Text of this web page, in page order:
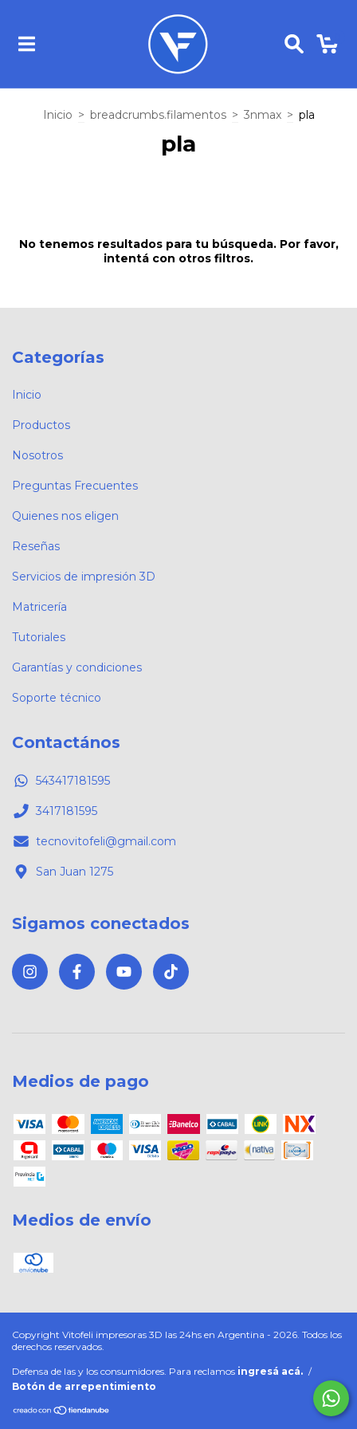
Inicio > breadcrumbs.filamentos > 3nmax > pla
pla
No tenemos resultados para tu búsqueda. Por favor,
intentá con otros filtros.
Categorías
Inicio
Productos
Nosotros
Preguntas Frecuentes
Quienes nos eligen
Reseñas
Servicios de impresión 3D
Matricería
Tutoriales
Garantías y condiciones
Soporte técnico
Contactános
543417181595
3417181595
tecnovitofeli@gmail.com
San Juan 1275
Sigamos conectados
Medios de pago
Medios de envío
Copyright Vitofeli impresoras 3D las 24hs en Argentina - 2026. Todos los
derechos reservados.
Defensa de las y los consumidores. Para reclamos ingresá acá. /
Botón de arrepentimiento